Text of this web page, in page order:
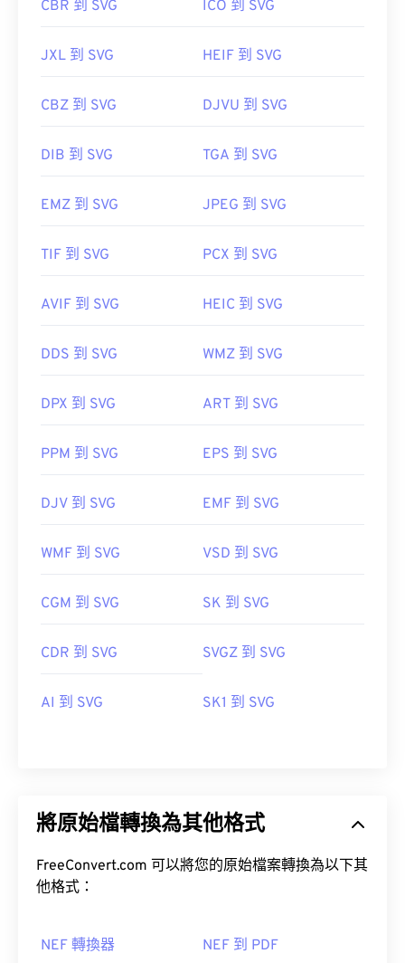
CBR 到 SVG ICO 到 SVG
JXL 到 SVG HEIF 到 SVG
CBZ 到 SVG DJVU 到 SVG
DIB 到 SVG TGA 到 SVG
EMZ 到 SVG JPEG 到 SVG
TIF 到 SVG PCX 到 SVG
AVIF 到 SVG HEIC 到 SVG
DDS 到 SVG WMZ 到 SVG
DPX 到 SVG ART 到 SVG
PPM 到 SVG EPS 到 SVG
DJV 到 SVG EMF 到 SVG
WMF 到 SVG VSD 到 SVG
CGM 到 SVG SK 到 SVG
CDR 到 SVG SVGZ 到 SVG
AI 到 SVG SK1 到 SVG
將原始檔轉換為其他格式
FreeConvert.com 可以將您的原始檔案轉換為以下其
他格式：
NEF 轉換器 NEF 到 PDF